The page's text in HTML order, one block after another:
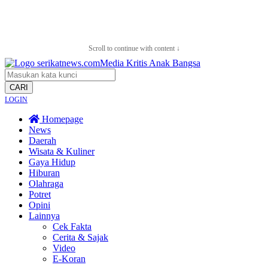
Scroll to continue with content ↓
CARI
LOGIN
Homepage
News
Daerah
Wisata & Kuliner
Gaya Hidup
Hiburan
Olahraga
Potret
Opini
Lainnya
Cek Fakta
Cerita & Sajak
Video
E-Koran